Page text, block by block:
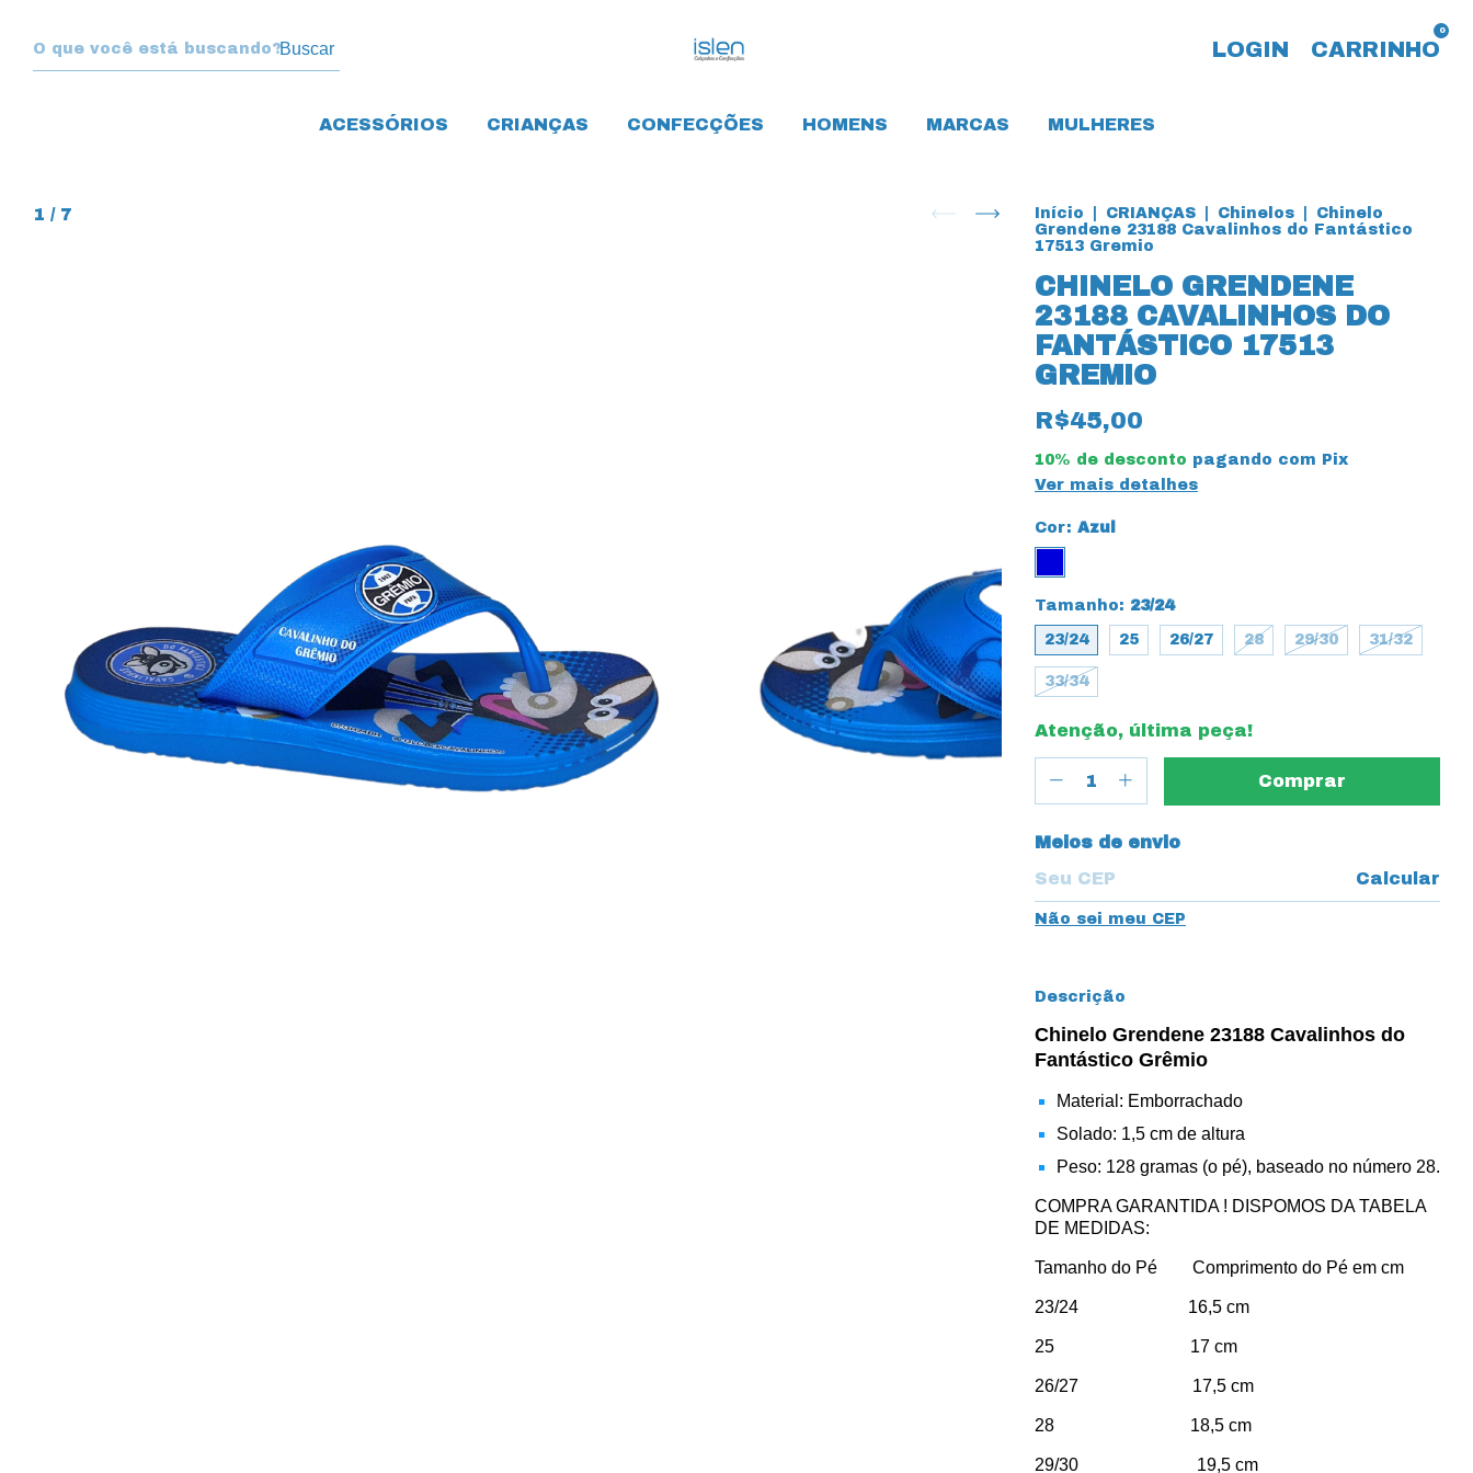
Buscar LOGIN CARRINHO
0
ACESSÓRIOS CRIANÇAS CONFECÇÕES HOMENS MARCAS MULHERES
1 / 7 Início CRIANÇAS Chinelos
Chinelo
Grendene 23188 Cavalinhos do Fantástico
17513 Gremio
CHINELO GRENDENE
23188 CAVALINHOS DO
FANTÁSTICO 17513
GREMIO
R$45,00
10% de desconto pagando com Pix
Ver mais detalhes
Cor: Azul
Tamanho: 23/24
23/24 25 26/27 28 29/30 31/32
33/34
Atenção, última peça!
Entregas para o CEP:
Meios de envio
Calcular
Não sei meu CEP
Descrição
Chinelo Grendene 23188 Cavalinhos do
Fantástico Grêmio
Material: Emborrachado
Solado: 1,5 cm de altura
Peso: 128 gramas (o pé), baseado no número 28.
COMPRA GARANTIDA ! DISPOMOS DA TABELA
DE MEDIDAS:
Tamanho do Pé Comprimento do Pé em cm
23/24 16,5 cm
25 17 cm
26/27 17,5 cm
28 18,5 cm
29/30 19,5 cm